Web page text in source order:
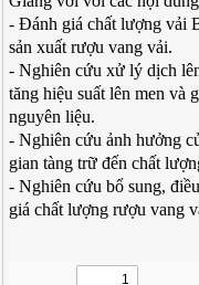
- Đánh giá chất lượng vải
sản xuất rượu vang vải.
- Nghiên cứu xử lý dịch
tăng hiệu suất lên men và
nguyên liệu.
- Nghiên cứu ảnh hưởng
gian tàng trữ đến chất
- Nghiên cứu bổ sung,
giá chất lượng rượu vang